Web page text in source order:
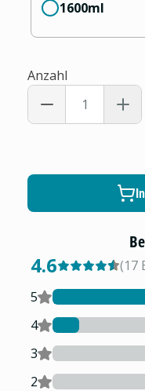
1600ml
Anzahl
4.6 (17
5
4
3
2